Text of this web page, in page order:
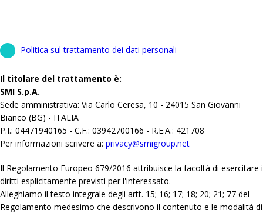
Politica sul trattamento dei dati personali
Il titolare del trattamento è:
SMI S.p.A.
Sede amministrativa: Via Carlo Ceresa, 10 - 24015 San Giovanni
Bianco (BG) - ITALIA
P.I.: 04471940165 - C.F.: 03942700166 - R.E.A.: 421708
Per informazioni scrivere a: privacy@smigroup.net
Il Regolamento Europeo 679/2016 attribuisce la facoltà di esercitare i
diritti esplicitamente previsti per l'interessato.
Alleghiamo il testo integrale degli artt. 15; 16; 17; 18; 20; 21; 77 del
Regolamento medesimo che descrivono il contenuto e le modalità di